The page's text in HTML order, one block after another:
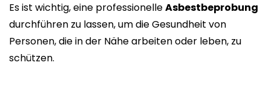
Es ist wichtig, eine professionelleAsbestbeprobung
durchführen zu lassen, um die Gesundheit von
Personen, die in der Nähe arbeiten oder leben, zu
schützen.